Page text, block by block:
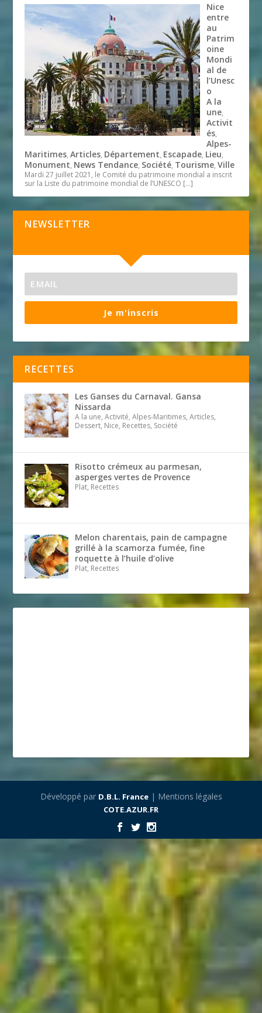
Nice
entre
au
Patrim
oine
Mondi
al de
l’Unesc
o
A la
une,
Activit
és,
Alpes-
Maritimes,Articles, Département, Escapade, Lieu,
Monument, News Tendance, Société, Tourisme,Ville
Mardi 27 juillet 2021, le Comité du patrimoine mondial a inscrit
sur la Liste du patrimoine mondial de l’UNESCO […]
NEWSLETTER
Je m'inscris
RECETTES
Les Ganses du Carnaval. Gansa
Nissarda
A la une, Activité, Alpes-Maritimes, Articles,
Dessert, Nice, Recettes, Société
Risotto crémeux au parmesan,
asperges vertes de Provence
Plat, Recettes
Melon charentais, pain de campagne
grillé à la scamorza fumée, fine
roquette à l’huile d’olive
Plat, Recettes
Développé par D.B.L. France| Mentions légales
COTE.AZUR.FR